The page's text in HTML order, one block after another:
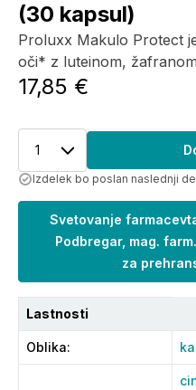
(30 kapsul)
Proluxx Makulo Protect
oči* z luteinom,
17,85 €
1
Izdelek bo poslan naslednji
Svetovanje
Podbregar, mag.
za
Lastnosti
Oblika: